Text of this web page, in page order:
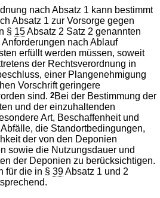
nach Absatz 1 kann bestimmt
Absatz 1 zur Vorsorge gegen
§ 15Absatz 2 Satz 2 genannten
nach Ablauf
erfüllt werden müssen, soweit
der Rechtsverordnung in
einer Plangenehmigung
Vorschrift geringere
sind.2Bei der Bestimmung der
und der einzuhaltenden
Art, Beschaffenheit und
die Standortbedingungen,
der von den Deponien
sowie die Nutzungsdauer und
der Deponien zu berücksichtigen.
für die in §39Absatz 1 und 2